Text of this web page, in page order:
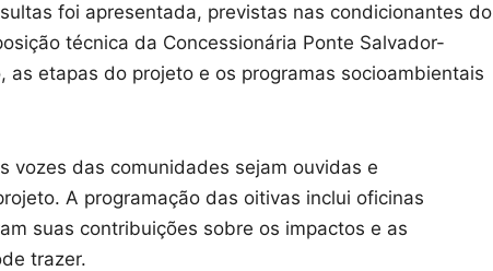
foi apresentada, previstas nas condicionantes do
técnica da Concessionária Ponte Salvador-
etapas do projeto e os programas socioambientais
vozes das comunidades sejam ouvidas e
A programação das oitivas inclui oficinas
suas contribuições sobre os impactos e as
trazer.